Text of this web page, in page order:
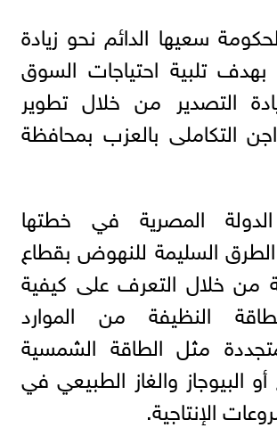
سعيها الدائم نحو زيادة
بهدف تلبية احتياجات السوق
التصدير من خلال تطوير
التكاملى بالعزب بمحافظة
المصرية في خطتها
الطرق السليمة للنهوض بقطاع
من خلال التعرف على كيفية
النظيفة من الموارد
مثل الطاقة الشمسية
أو البيوجاز والغاز الطبيعي في
الإنتاجية.